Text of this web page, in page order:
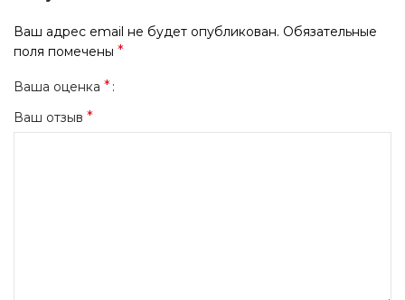
Ваш адрес email не будет опубликован. Обязательные
поля помечены *
Ваша оценка *
Ваш отзыв *